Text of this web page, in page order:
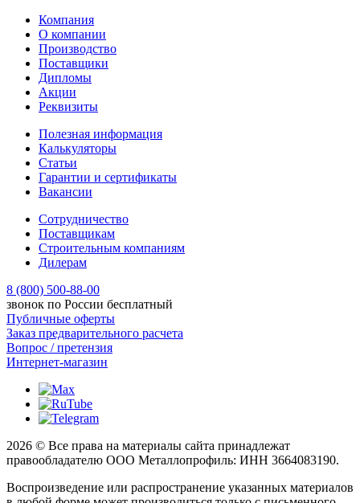
Компания
О компании
Производство
Поставщики
Дипломы
Акции
Реквизиты
Полезная информация
Калькуляторы
Статьи
Гарантии и сертификаты
Вакансии
Сотрудничество
Поставщикам
Строительным компаниям
Дилерам
8 (800) 500-88-00
звонок по России бесплатный
Публичные оферты
Заказ предварительного расчета
Вопрос / претензия
Интернет-магазин
2026 © Все права на материалы сайта принадлежат
правообладателю ООО Металлопрофиль: ИНН 3664083190.
Воспроизведение или распространение указанных материалов